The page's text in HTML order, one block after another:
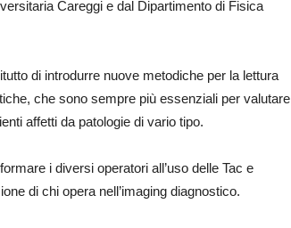
Careggi e dal Dipartimento di Fisica
di introdurre nuove metodiche per la lettura
che sono sempre più essenziali per valutare
affetti da patologie di vario tipo.
i diversi operatori all’uso delle Tac e
di chi opera nell’imaging diagnostico.